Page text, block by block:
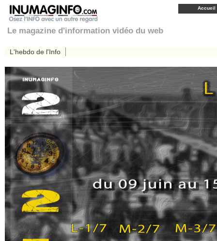
Accueil
Le magazine d'information vidéo du web
L'hebdo de l'Info